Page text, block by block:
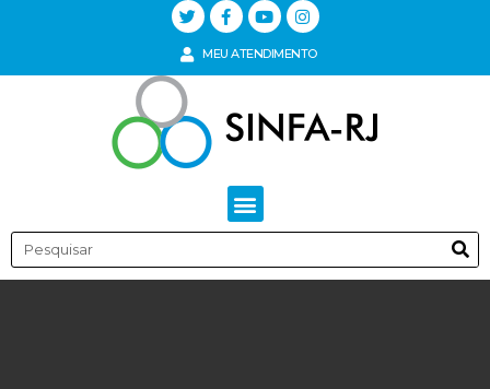
MEU ATENDIMENTO